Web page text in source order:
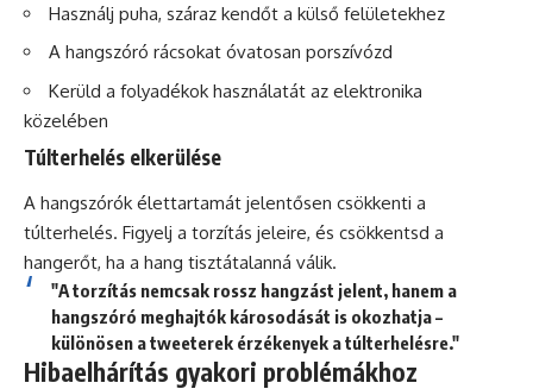
Használj puha, száraz kendőt a külső felületekhez
A hangszóró rácsokat óvatosan porszívózd
Kerüld a folyadékok használatát az elektronika
közelében
Túlterhelés elkerülése
A hangszórók élettartamát jelentősen csökkenti a
túlterhelés. Figyelj a torzítás jeleire, és csökkentsd a
hangerőt, ha a hang tisztátalanná válik.
"A torzítás nemcsak rossz hangzást jelent, hanem a
hangszóró meghajtók károsodását is okozhatja –
különösen a tweeterek érzékenyek a túlterhelésre."
Hibaelhárítás gyakori problémákhoz